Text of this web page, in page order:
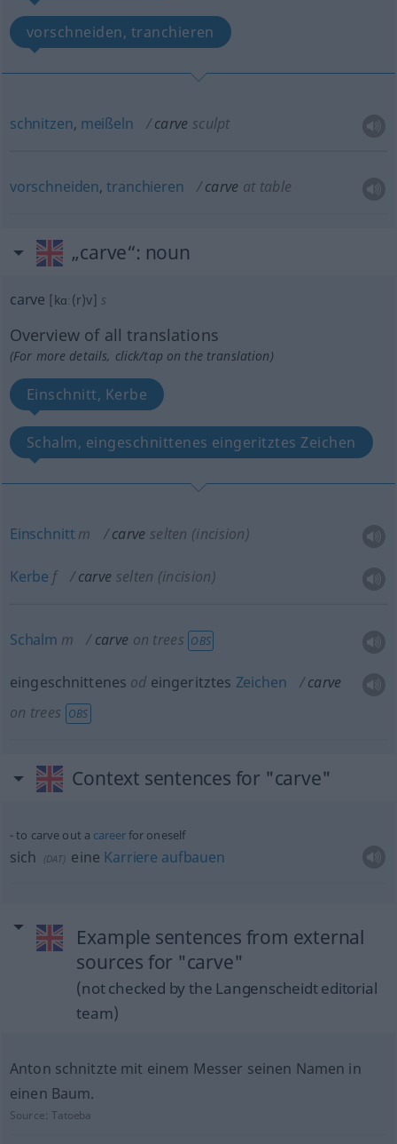
vorschneiden, tranchieren
schnitzen, meißeln carve sculpt
vorschneiden,tranchieren carve at table
„carve“: noun
carve [kɑː(r)v] s
Overview of all translations
(For more details, click/tap on the translation)
Einschnitt, Kerbe
Schalm, eingeschnittenes eingeritztes Zeichen
Einschnitt m carve selten (incision)
Kerbe f carve selten (incision)
Schalm m carve on trees OBS
eingeschnittenes od eingeritztes Zeichen
carve
on trees OBS
Context sentences for "carve"
to carve out a careerfor oneself
sich (DAT) eine Karriere aufbauen
Example sentences from external
sources for "carve"
(not checked by the Langenscheidt editorial
team)
Anton schnitzte mit einem Messer seinen Namen in
einen Baum.
Source:Tatoeba